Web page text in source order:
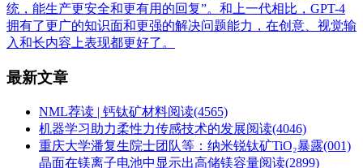
统，能生产更安全和更有用的回复”。和上一代相比，GPT-4
拥有了更广的知识面和更强的解决问题能力，在创意、视觉输
入和长内容上表现都更好了。
最新文章
NML荐读 | 钙钛矿材料阅读(4565)
机器学习助力柔性力传感技术的发展阅读(4046)
重庆大学潘复生院士团队等：纳米锐钛矿TiO₂暴露(001)
晶面在镁离子电池中显示出高储镁容量阅读(2899)